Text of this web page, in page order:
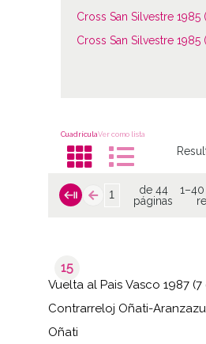
Cross San Silvestre 1985
Cross San Silvestre 1985
CuadrículaVer como lista
de 44
páginas
15
Vuelta al Pais Vasco 1987 (7
Contrarreloj Oñati-
Oñati